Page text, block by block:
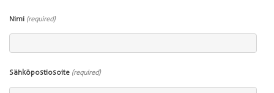
Nimi (required)
Sähköpostiosoite (required)